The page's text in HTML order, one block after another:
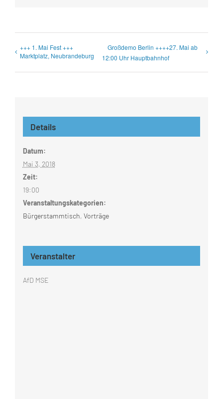
+++ 1. Mai Fest +++
Marktplatz, Neubrandeburg
Großdemo Berlin ++++27. Mai ab
12:00 Uhr Hauptbahnhof
Details
Datum:
Mai 3, 2018
Zeit:
19:00
Veranstaltungskategorien:
Bürgerstammtisch, Vorträge
Veranstalter
AfD MSE